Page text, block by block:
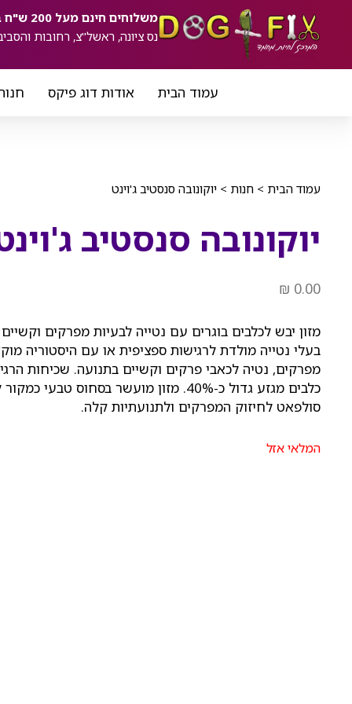
משלוחים חינם מעל 200 ש"ח באזורים:
נס ציונה, ראשל"צ, רחובות
עמוד הבית אודות דוג פיקס
עמוד הבית >חנות >יוקונובה סנסטיב ג'וינט
יוקונובה סנסטיב
₪ 0.00
מזון יבש לכלבים בוגרים עם נטייה לבעיות מפרקים
בעלי נטייה מולדת לרגישות ספציפית או עם היסטוריה
סולפאט לחיזוק המפרקים ולתנועתיות קלה.
המלאי אזל